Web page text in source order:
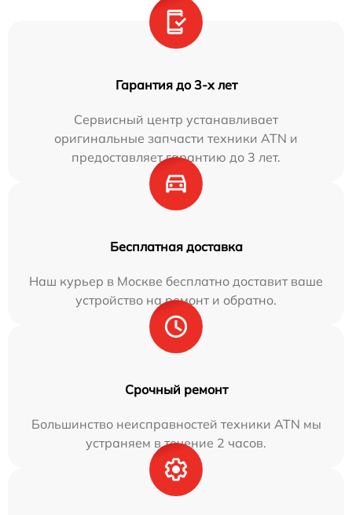
Гарантия до 3-х лет
Сервисный центр устанавливает
оригинальные запчасти техники ATN и
предоставляет гарантию до 3 лет.
Бесплатная доставка
Наш курьер в Москве бесплатно доставит ваше
устройство на ремонт и обратно.
Срочный ремонт
Большинство неисправностей техники ATN мы
устраняем в течение 2 часов.